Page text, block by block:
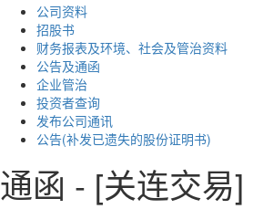
公司资料
招股书
财务报表及环境、社会及管治资料
公告及通函
企业管治
投资者查询
发布公司通讯
公告(补发已遗失的股份证明书)
通函 - [关连交易]